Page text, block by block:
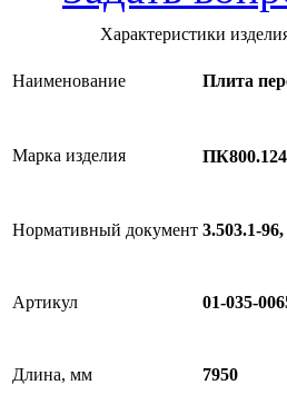
Характеристики
Наименование Плита
Марка изделия
Нормативный документ 3.503.1-
Артикул 01-035-
Длина, мм 7950